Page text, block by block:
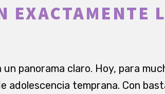
EXACTAMENTE
panorama claro. Hoy, para
adolescencia temprana. Con